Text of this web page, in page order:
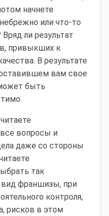
начнете
или что-то
ли результат
привыкших к
В результате
вам свое
быть
вопросы и
даже со стороны
так
франшизы, при
контроля,
рисков в этом